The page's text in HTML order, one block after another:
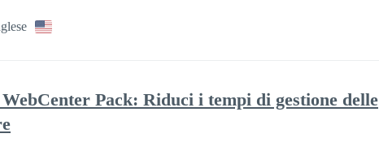
Pack: Riduci i tempi di gestione delle